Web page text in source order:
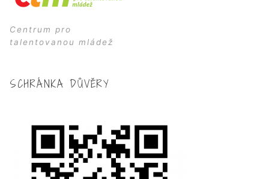
Centrum pro
talentovanou mládež
SCHRÁNKA DŮVĚRY